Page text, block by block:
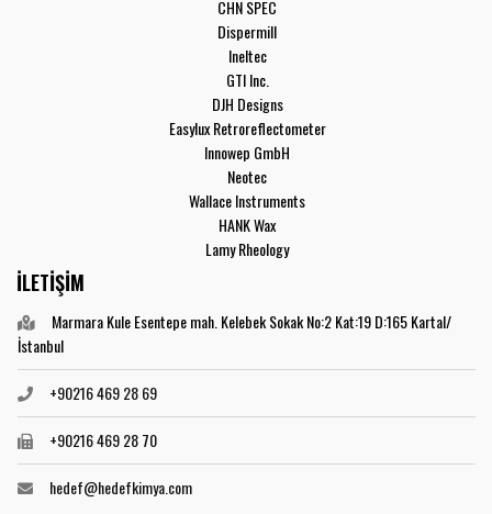
CHN SPEC
Dispermill
Ineltec
GTI Inc.
DJH Designs
Easylux Retroreflectometer
Innowep GmbH
Neotec
Wallace Instruments
HANK Wax
Lamy Rheology
İLETİŞİM
Marmara Kule Esentepe mah. Kelebek Sokak No:2 Kat:19 D:165 Kartal/
İstanbul
+90216 469 28 69
+90216 469 28 70
hedef@hedefkimya.com